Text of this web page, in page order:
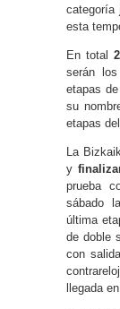
categoría
esta
En total
serán
etapas
su
etapas
La
y
prueba
sábado
última
de doble
con
llegada